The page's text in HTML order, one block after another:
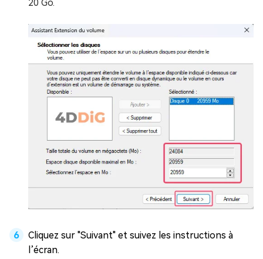
20 Go.
Cliquez sur "Suivant" et suivez les instructions à
l’écran.